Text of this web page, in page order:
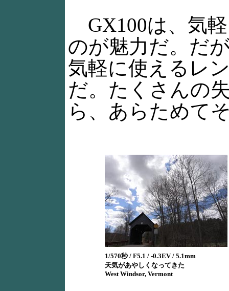
GX100は、気
のが魅力だ。だ
気軽に使えるレ
だ。たくさんの
ら、あらためて
1/570秒 / F5.1 / -0.3EV / 5.1mm
天気があやしくなってきた
West Windsor, Vermont